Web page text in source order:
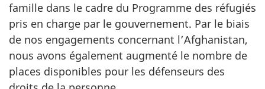
famille dans le cadre du Programme des réfugiés
pris en charge par le gouvernement. Par le biais
de nos engagements concernant l’Afghanistan,
nous avons également augmenté le nombre de
places disponibles pour les défenseurs des